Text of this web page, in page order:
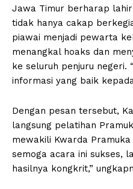
Jawa Timur berharap
tidak hanya cakap
piawai menjadi pewarta
menangkal hoaks dan
ke seluruh penjuru negeri.
informasi yang baik
Dengan pesan tersebut,
langsung pelatihan
mewakili Kwarda
semoga acara ini sukses,
hasilnya kongkrit,”